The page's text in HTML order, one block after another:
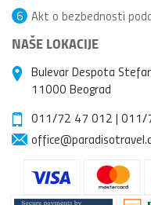
Akt o bezbednosti
6
NAŠE LOKACIJE
Bulevar Despota
11000 Beograd
011/72 47 012 | 011/